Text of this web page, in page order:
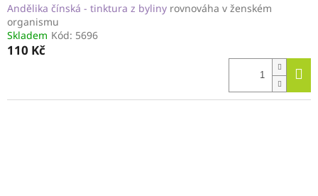
Andělika čínská - tinktura z byliny rovnováha v ženském
organismu
Skladem Kód: 5696
110 Kč